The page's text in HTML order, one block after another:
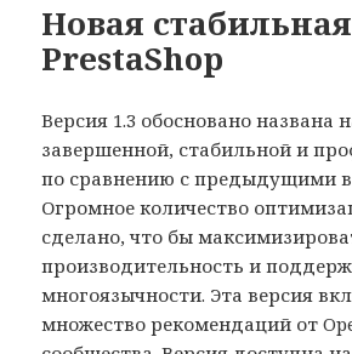
Новая
PrestaShop
Версия 1.3 обосновано названа
завершенной, стабильной и
по сравнению с предыдущими
Огромное количество
сделано, что бы
производительность и
многоязычности. Эта версия
множество рекомендаций от